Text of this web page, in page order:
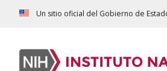
Un sitio oficial del Gobierno de